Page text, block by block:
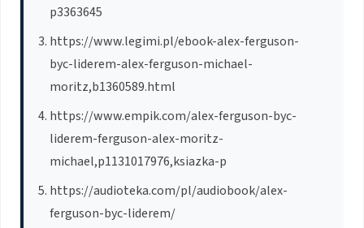
p3363645
https://www.legimi.pl/ebook-alex-ferguson-
byc-liderem-alex-ferguson-michael-
moritz,b1360589.html
https://www.empik.com/alex-ferguson-byc-
liderem-ferguson-alex-moritz-
michael,p1131017976,ksiazka-p
https://audioteka.com/pl/audiobook/alex-
ferguson-byc-liderem/